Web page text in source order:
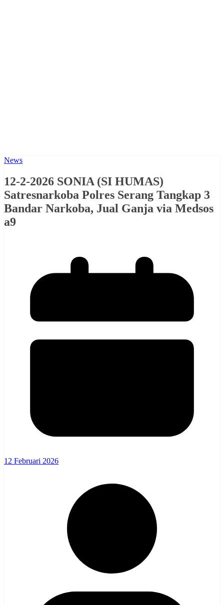
News
12-2-2026 SONIA (SI HUMAS)
Satresnarkoba Polres Serang Tangkap 3
Bandar Narkoba, Jual Ganja via Medsos
a9
12 Februari 2026